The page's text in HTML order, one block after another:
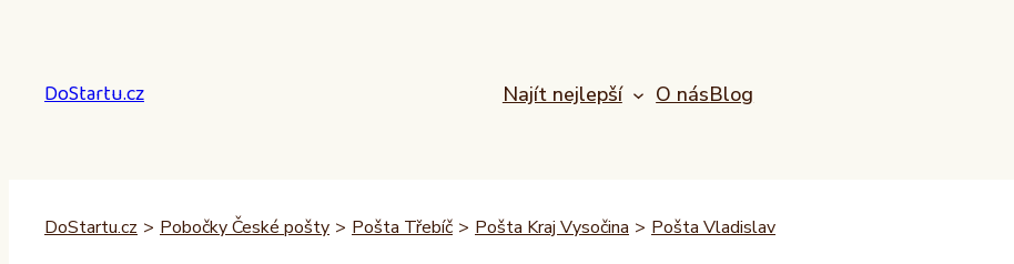
DoStartu.cz Najít nejlepší O násBlog
DoStartu.cz > Pobočky České pošty > Pošta Třebíč > Pošta Kraj Vysočina > Pošta Vladislav